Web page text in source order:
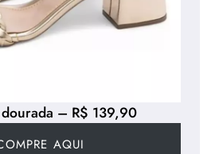
– R$ 139,90
AQUI